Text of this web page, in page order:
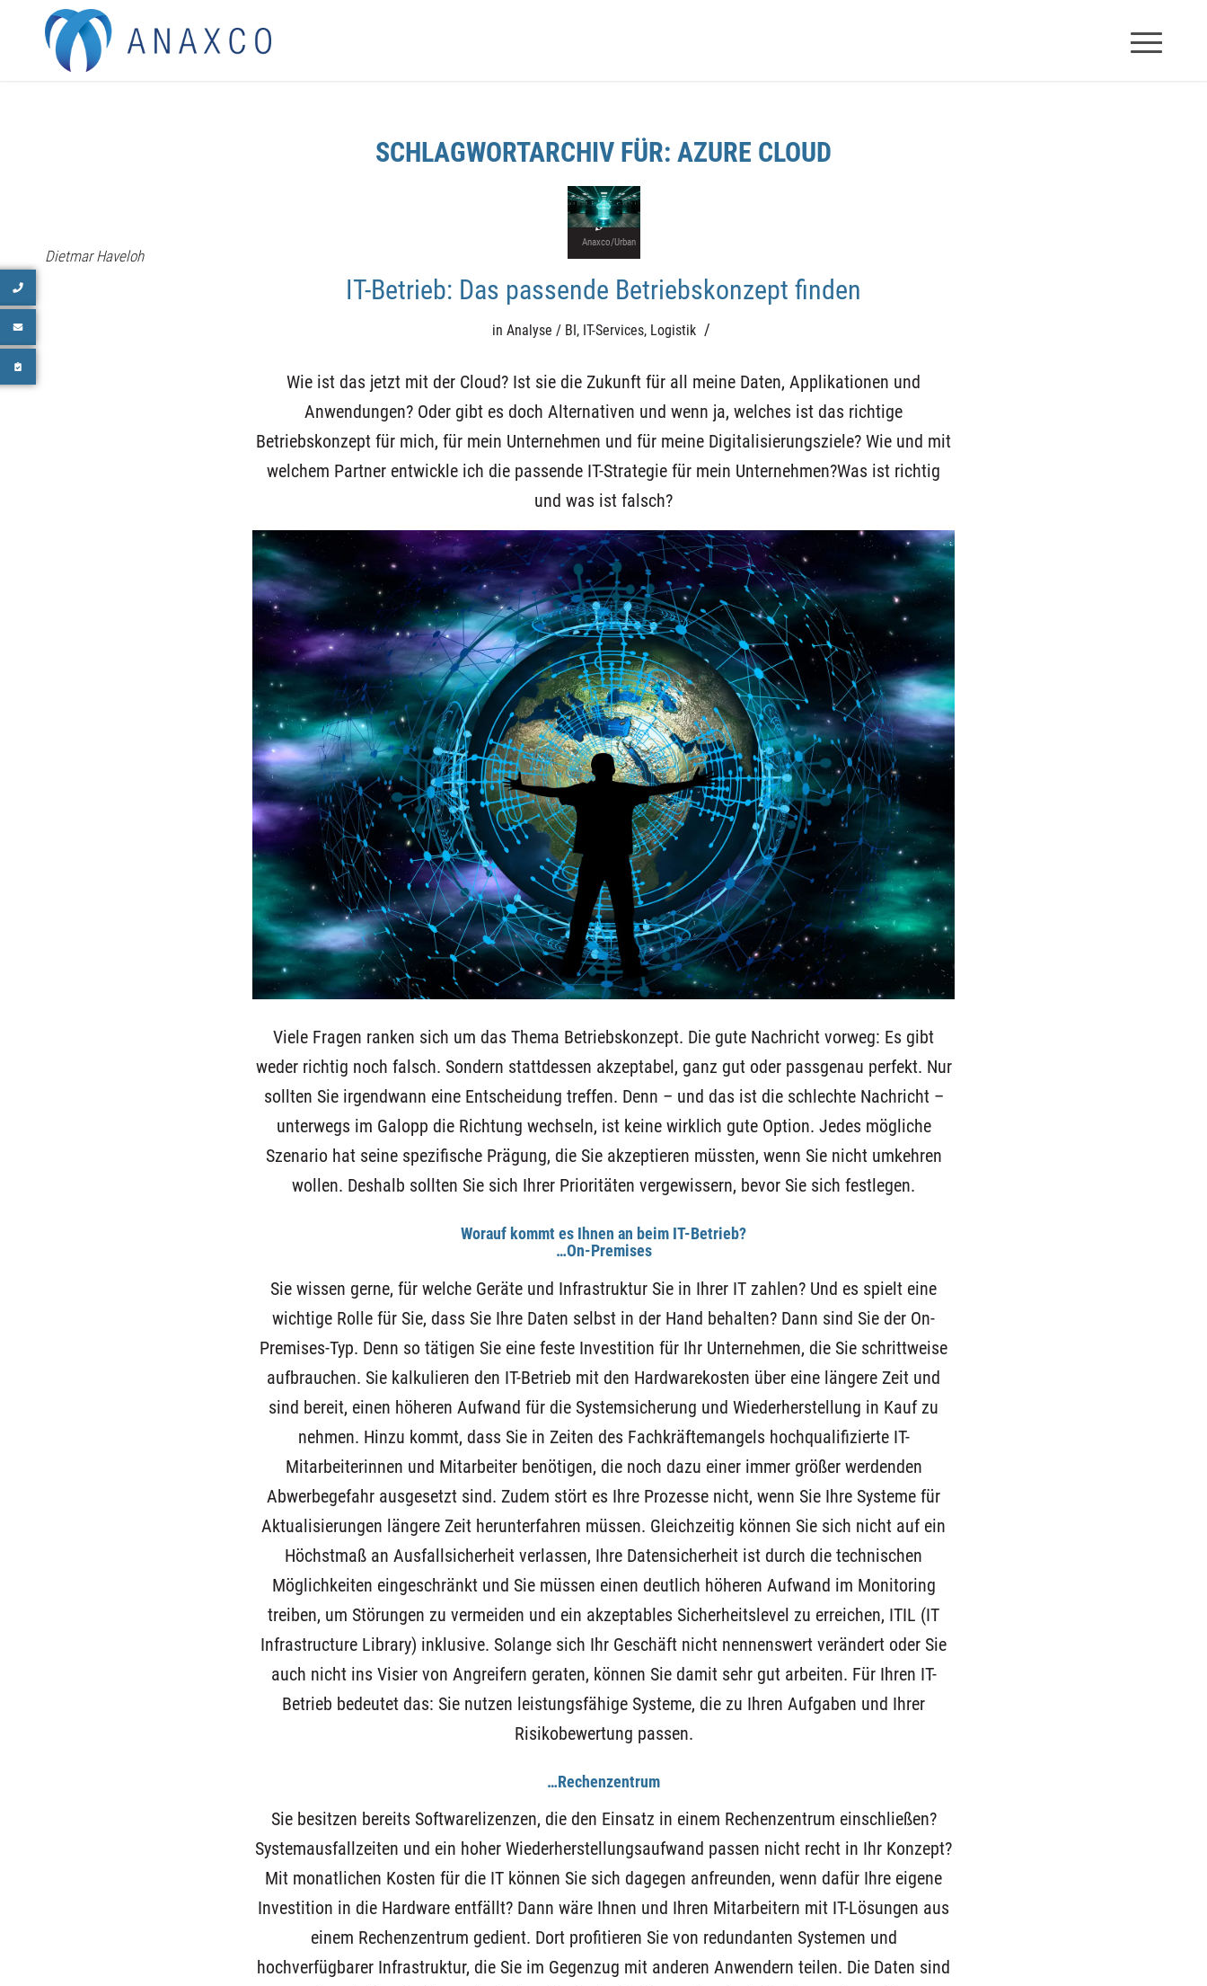
SCHLAGWORTARCHIV FÜR: AZURE CLOUD
Dietmar Haveloh
Anaxco/Urban
IT-Betrieb: Das passende Betriebskonzept finden
in Analyse / BI, IT-Services, Logistik /
Wie ist das jetzt mit der Cloud? Ist sie die Zukunft für all meine Daten, Applikationen und
Anwendungen? Oder gibt es doch Alternativen und wenn ja, welches ist das richtige
Betriebskonzept für mich, für mein Unternehmen und für meine Digitalisierungsziele? Wie und mit
welchem Partner entwickle ich die passende IT-Strategie für mein Unternehmen?Was ist richtig
und was ist falsch?
Viele Fragen ranken sich um das Thema Betriebskonzept. Die gute Nachricht vorweg: Es gibt
weder richtig noch falsch. Sondern stattdessen akzeptabel, ganz gut oder passgenau perfekt. Nur
sollten Sie irgendwann eine Entscheidung treffen. Denn – und das ist die schlechte Nachricht –
unterwegs im Galopp die Richtung wechseln, ist keine wirklich gute Option. Jedes mögliche
Szenario hat seine spezifische Prägung, die Sie akzeptieren müssten, wenn Sie nicht umkehren
wollen. Deshalb sollten Sie sich Ihrer Prioritäten vergewissern, bevor Sie sich festlegen.
Worauf kommt es Ihnen an beim IT-Betrieb?
…On-Premises
Sie wissen gerne, für welche Geräte und Infrastruktur Sie in Ihrer IT zahlen? Und es spielt eine
wichtige Rolle für Sie, dass Sie Ihre Daten selbst in der Hand behalten? Dann sind Sie der On-
Premises-Typ. Denn so tätigen Sie eine feste Investition für Ihr Unternehmen, die Sie schrittweise
aufbrauchen. Sie kalkulieren den IT-Betrieb mit den Hardwarekosten über eine längere Zeit und
sind bereit, einen höheren Aufwand für die Systemsicherung und Wiederherstellung in Kauf zu
nehmen. Hinzu kommt, dass Sie in Zeiten des Fachkräftemangels hochqualifizierte IT-
Mitarbeiterinnen und Mitarbeiter benötigen, die noch dazu einer immer größer werdenden
Abwerbegefahr ausgesetzt sind. Zudem stört es Ihre Prozesse nicht, wenn Sie Ihre Systeme für
Aktualisierungen längere Zeit herunterfahren müssen. Gleichzeitig können Sie sich nicht auf ein
Höchstmaß an Ausfallsicherheit verlassen, Ihre Datensicherheit ist durch die technischen
Möglichkeiten eingeschränkt und Sie müssen einen deutlich höheren Aufwand im Monitoring
treiben, um Störungen zu vermeiden und ein akzeptables Sicherheitslevel zu erreichen, ITIL (IT
Infrastructure Library) inklusive. Solange sich Ihr Geschäft nicht nennenswert verändert oder Sie
auch nicht ins Visier von Angreifern geraten, können Sie damit sehr gut arbeiten. Für Ihren IT-
Betrieb bedeutet das: Sie nutzen leistungsfähige Systeme, die zu Ihren Aufgaben und Ihrer
Risikobewertung passen.
…Rechenzentrum
Sie besitzen bereits Softwarelizenzen, die den Einsatz in einem Rechenzentrum einschließen?
Systemausfallzeiten und ein hoher Wiederherstellungsaufwand passen nicht recht in Ihr Konzept?
Mit monatlichen Kosten für die IT können Sie sich dagegen anfreunden, wenn dafür Ihre eigene
Investition in die Hardware entfällt? Dann wäre Ihnen und Ihren Mitarbeitern mit IT-Lösungen aus
einem Rechenzentrum gedient. Dort profitieren Sie von redundanten Systemen und
hochverfügbarer Infrastruktur, die Sie im Gegenzug mit anderen Anwendern teilen. Die Daten sind